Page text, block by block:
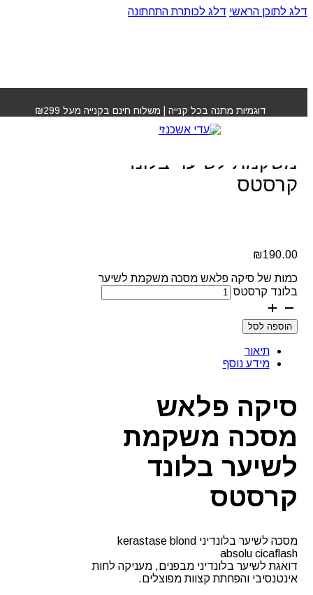
דלג לתוכן הראשי דלג לכותרת התחתונה
דוגמיות מתנה בכל קנייה | משלוח חינם בקנייה מעל ₪299קרסטס
סיקה פלאש מסכה
משקמת לשיער בלונד
קרסטס
₪190.00
כמות של סיקה פלאש מסכה משקמת לשיער
בלונד קרסטס
הוספה לסל
תיאור
מידע נוסף
סיקה פלאש
מסכה משקמת
לשיער בלונד
קרסטס
מסכה לשיער בלונדיני kerastase blond
absolu cicaflash
דואגת לשיער בלונדיני מבפנים, מעניקה לחות
אינטנסיבי והפחתת קצוות מפוצלים.